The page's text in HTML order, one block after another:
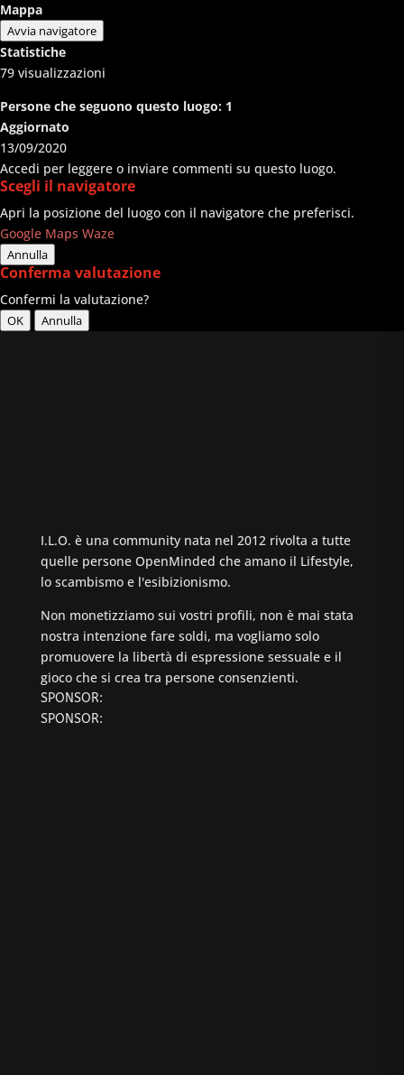
Mappa
Avvia navigatore
Statistiche
79 visualizzazioni
Persone che seguono questo luogo: 1
Aggiornato
13/09/2020
Accedi per leggere o inviare commenti su questo luogo.
Scegli il navigatore
Apri la posizione del luogo con il navigatore che preferisci.
Google Maps Waze
Annulla
Conferma valutazione
Confermi la valutazione?
OK Annulla
I.L.O. è una community nata nel 2012 rivolta a tutte
quelle persone OpenMinded che amano il Lifestyle,
lo scambismo e l'esibizionismo.
Non monetizziamo sui vostri profili, non è mai stata
nostra intenzione fare soldi, ma vogliamo solo
promuovere la libertà di espressione sessuale e il
gioco che si crea tra persone consenzienti.
SPONSOR:
SPONSOR: